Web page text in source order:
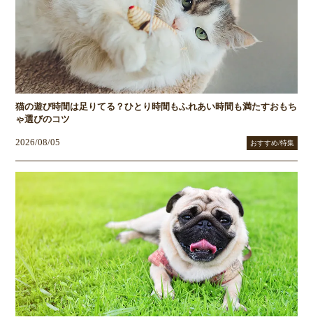
猫の遊び時間は足りてる？ひとり時間もふれあい時間も満たすおもち
ゃ選びのコツ
2026/08/05 おすすめ/特集